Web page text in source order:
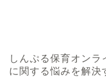
しんぷる保育オン
に関する悩みを解決